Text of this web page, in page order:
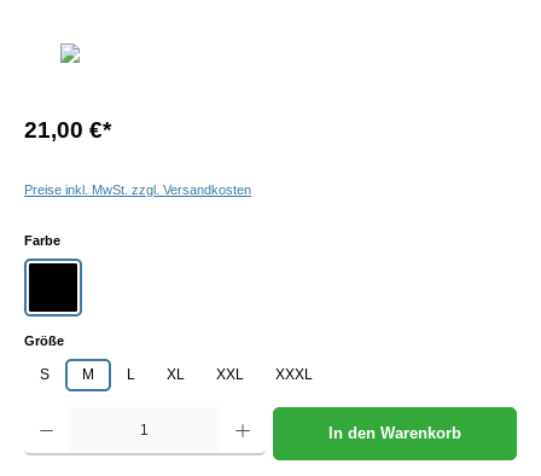
21,00 €*
Preise inkl. MwSt. zzgl. Versandkosten
Farbeauswählen
Größeauswählen
S M L XL XXL XXXL
Produkt Anzahl: Gib den gewünschten Wert ein oder benutze die Schaltflächen um die
In den Warenkorb